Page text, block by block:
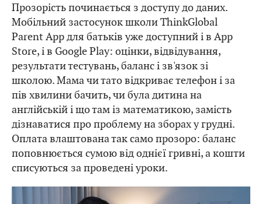
Прозорість починається з доступу до даних.
Мобільний застосунок школи ThinkGlobal
Parent App для батьків уже доступний і в App
Store, і в Google Play: оцінки, відвідування,
результати тестувань, баланс і зв'язок зі
школою. Мама чи тато відкриває телефон і за
пів хвилини бачить, чи була дитина на
англійській і що там із математикою, замість
дізнаватися про проблему на зборах у грудні.
Оплата влаштована так само прозоро: баланс
поповнюється сумою від однієї гривні, а кошти
списуються за проведені уроки.